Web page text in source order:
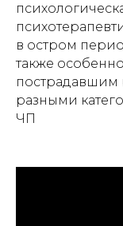
в остром
также
пострадавшим
разными
ЧП